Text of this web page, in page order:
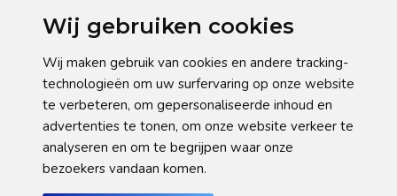
Wij gebruiken cookies
Wij maken gebruik van cookies en andere tracking-
technologieën om uw surfervaring op onze website
te verbeteren, om gepersonaliseerde inhoud en
advertenties te tonen, om onze website verkeer te
analyseren en om te begrijpen waar onze
bezoekers vandaan komen.
Privacy verklaring
Cookie statement
Pas hier uw cookie-instellingen aan